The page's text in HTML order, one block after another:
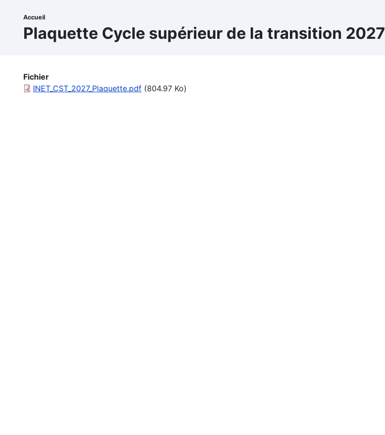
contenu
principal
Fil
d'Ariane
Accueil
Plaquette Cycle supérieur de la transition 2027
Fichier
FileINET_CST_2027_Plaquette.pdf (804.97 Ko)